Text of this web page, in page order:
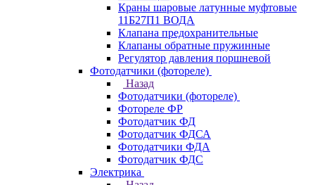
Краны шаровые латунные муфтовые
11Б27П1 ВОДА
Клапана предохранительные
Клапаны обратные пружинные
Регулятор давления поршневой
Фотодатчики (фотореле)
Назад
Фотодатчики (фотореле)
Фотореле ФР
Фотодатчик ФД
Фотодатчик ФДСА
Фотодатчики ФДА
Фотодатчик ФДС
Электрика